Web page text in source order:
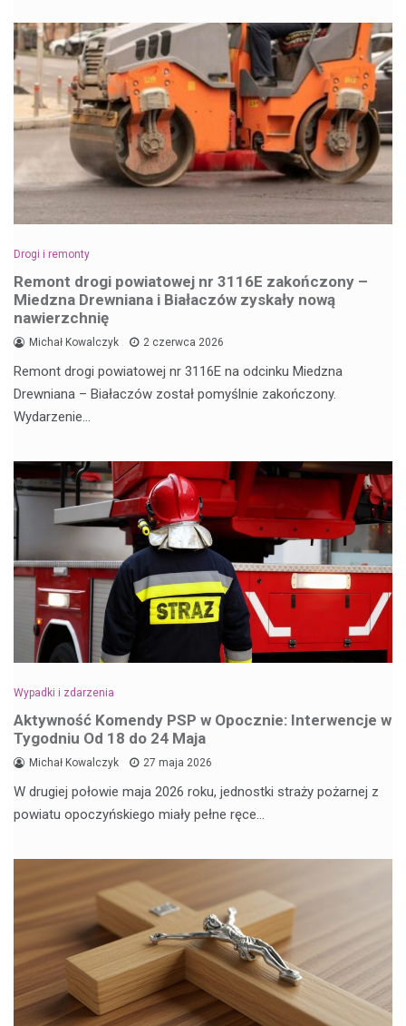
Drogi i remonty
Remont drogi powiatowej nr 3116E zakończony –
Miedzna Drewniana i Białaczów zyskały nową
nawierzchnię
Michał Kowalczyk 2 czerwca 2026
Remont drogi powiatowej nr 3116E na odcinku Miedzna
Drewniana – Białaczów został pomyślnie zakończony.
Wydarzenie…
Wypadki i zdarzenia
Aktywność Komendy PSP w Opocznie: Interwencje w
Tygodniu Od 18 do 24 Maja
Michał Kowalczyk 27 maja 2026
W drugiej połowie maja 2026 roku, jednostki straży pożarnej z
powiatu opoczyńskiego miały pełne ręce…